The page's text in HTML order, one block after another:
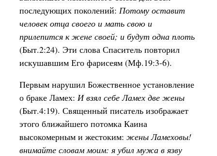
последующих поколений: Потому оставит
человек отца своего и мать свою и
прилепится к жене своей; и будут одна плоть
(Быт.2:24). Эти слова Спаситель повторил
искушавшим Его фарисеям (Мф.19:3-6).
Первым нарушил Божественное установление
о браке Ламех: И взял себе Ламех две жены
(Быт.4:19). Священный писатель изображает
этого ближайшего потомка Каина
высокомерным и жестоким: жены Ламеховы!
внимайте словам моим: я убил мужа в язву